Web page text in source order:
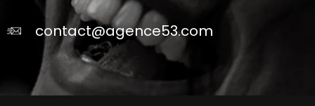
contact@agence53.com